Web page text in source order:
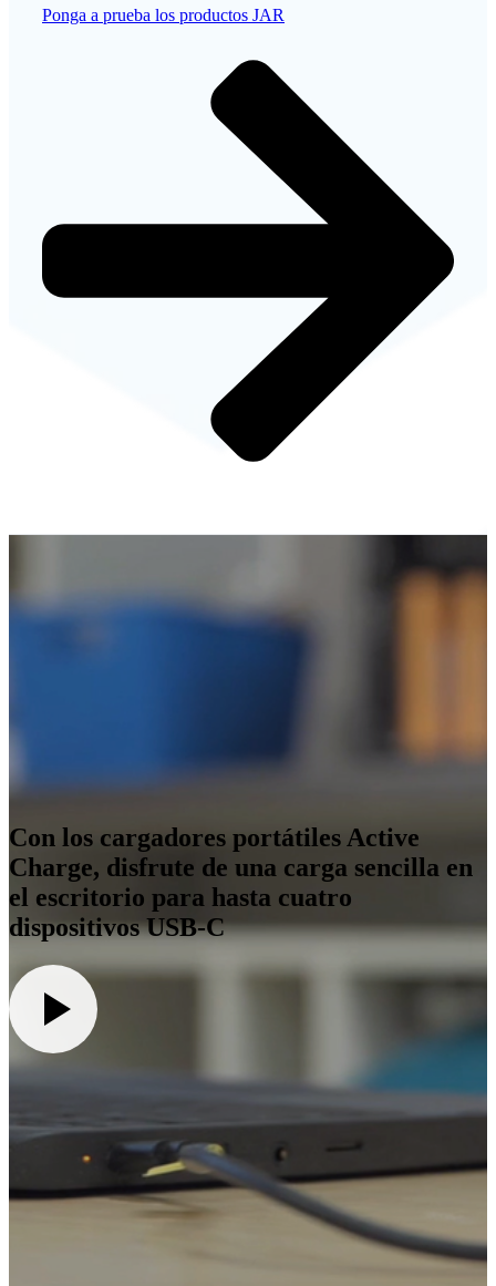
Ponga a prueba los productos JAR
Con los cargadores portátiles Active
Charge, disfrute de una carga sencilla en
el escritorio para hasta cuatro
dispositivos USB-C